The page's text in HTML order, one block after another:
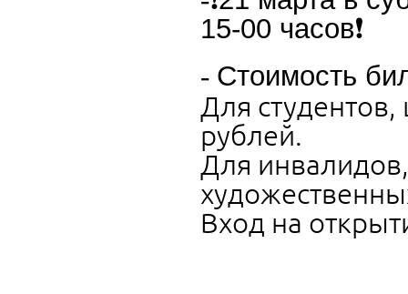
15-00 часов❗
- Стоимость
Для
рублей.
Для
Вход на